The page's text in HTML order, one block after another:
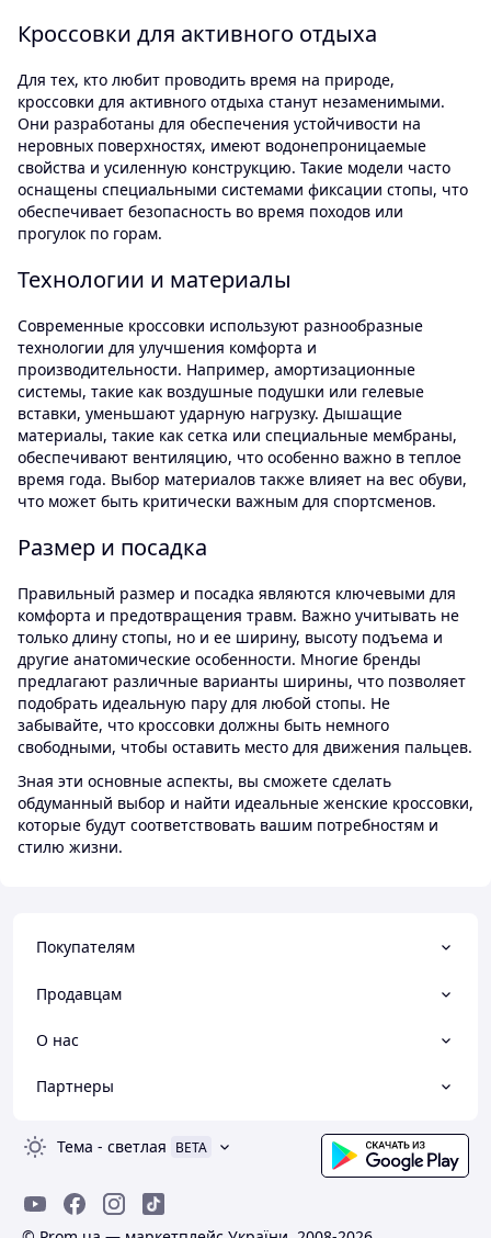
Кроссовки для активного отдыха
Для тех, кто любит проводить время на природе,
кроссовки для активного отдыха станут незаменимыми.
Они разработаны для обеспечения устойчивости на
неровных поверхностях, имеют водонепроницаемые
свойства и усиленную конструкцию. Такие модели часто
оснащены специальными системами фиксации стопы, что
обеспечивает безопасность во время походов или
прогулок по горам.
Технологии и материалы
Современные кроссовки используют разнообразные
технологии для улучшения комфорта и
производительности. Например, амортизационные
системы, такие как воздушные подушки или гелевые
вставки, уменьшают ударную нагрузку. Дышащие
материалы, такие как сетка или специальные мембраны,
обеспечивают вентиляцию, что особенно важно в теплое
время года. Выбор материалов также влияет на вес обуви,
что может быть критически важным для спортсменов.
Размер и посадка
Правильный размер и посадка являются ключевыми для
комфорта и предотвращения травм. Важно учитывать не
только длину стопы, но и ее ширину, высоту подъема и
другие анатомические особенности. Многие бренды
предлагают различные варианты ширины, что позволяет
подобрать идеальную пару для любой стопы. Не
забывайте, что кроссовки должны быть немного
свободными, чтобы оставить место для движения пальцев.
Зная эти основные аспекты, вы сможете сделать
обдуманный выбор и найти идеальные женские кроссовки,
которые будут соответствовать вашим потребностям и
стилю жизни.
Покупателям
Продавцам
О нас
Партнеры
Тема - светлая BETA